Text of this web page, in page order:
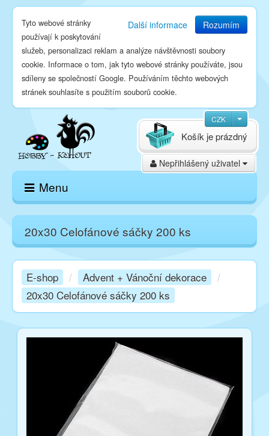
Další informace Rozumím
Tyto webové stránky
používají k poskytování
služeb, personalizaci reklam a analýze návštěvnosti soubory
cookie. Informace o tom, jak tyto webové stránky používáte, jsou
sdíleny se společností Google. Používáním těchto webových
stránek souhlasíte s použitím souborů cookie.
CZK
Nepřihlášený uživatel
Košík je prázdný
Menu
Domů
E-shop
Kurzy
Kontakt
20x30 Celofánové sáčky 200 ks
E-shop / Advent + Vánoční dekorace
/
20x30 Celofánové sáčky 200 ks